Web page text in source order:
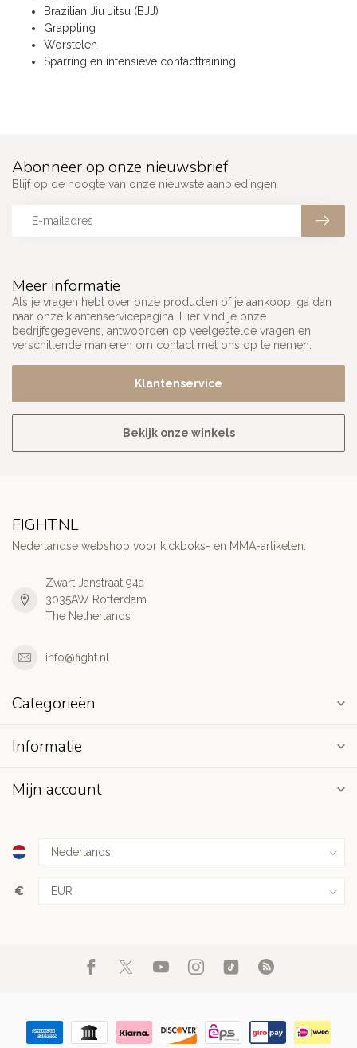
Brazilian Jiu Jitsu (BJJ)
Grappling
Worstelen
Sparring en intensieve contacttraining
Meer informatie
Als je vragen hebt over onze producten of je aankoop, ga dan
naar onze klantenservicepagina. Hier vind je onze
bedrijfsgegevens, antwoorden op veelgestelde vragen en
verschillende manieren om contact met ons op te nemen.
Klantenservice
Bekijk onze winkels
Abonneer op onze nieuwsbrief
Blijf op de hoogte van onze nieuwste aanbiedingen
FIGHT.NL
Nederlandse webshop voor kickboks- en MMA-artikelen.
Zwart Janstraat 94a
3035AW Rotterdam
The Netherlands
info@fight.nl
Categorieën
Informatie
Mijn account
€